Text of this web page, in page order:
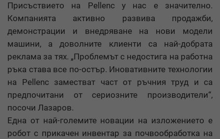
Присъствието на Pellenc у нас е значително.
Компанията активно развива продажби,
демонстрации и внедряване на нови модели
машини, а доволните клиенти са най-добрата
реклама за тях. „Проблемът с недостига на работна
ръка става все по-остър. Иновативните технологии
на Pellenc заместват част от ръчния труд и са
предпочитани от сериозните производители“,
посочи Лазаров.
Една от най-големите новации на изложението е
робот с прикачен инвентар за почвообработка на